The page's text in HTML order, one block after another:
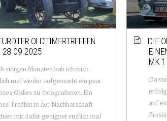
OLDTIMERTREFFEN
28.09.2025
einigen Monaten hab ich mich
mal wieder aufgemacht ein paar
Oldies zu fotografieren. Ein
Treffen in der Nachbarschaft
mir dafür geeignet endlich mal
DIE
MK 1
Da
auf